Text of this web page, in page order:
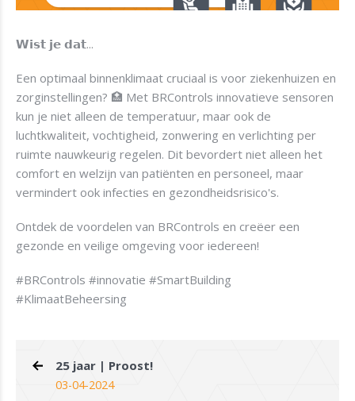
𝗪𝗶𝘀𝘁 𝗷𝗲 𝗱𝗮𝘁...
Een optimaal binnenklimaat cruciaal is voor ziekenhuizen en
zorginstellingen? 🏥 Met BRControls innovatieve sensoren
kun je niet alleen de temperatuur, maar ook de
luchtkwaliteit, vochtigheid, zonwering en verlichting per
ruimte nauwkeurig regelen. Dit bevordert niet alleen het
comfort en welzijn van patiënten en personeel, maar
vermindert ook infecties en gezondheidsrisico's.
Ontdek de voordelen van BRControls en creëer een
gezonde en veilige omgeving voor iedereen!
#BRControls #innovatie #SmartBuilding
#KlimaatBeheersing
25 jaar | Proost!
03-04-2024